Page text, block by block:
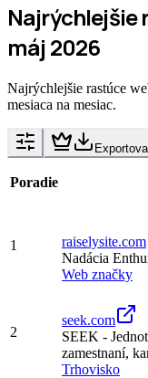
Najrýchlejšie
máj 2026
Najrýchlejšie rastúce
mesiaca na mesiac.
Poradie
1
raiselysite.com
Nadácia
Web značky
2
seek.com
SEEK -
zamestnaní,
Trhovisko